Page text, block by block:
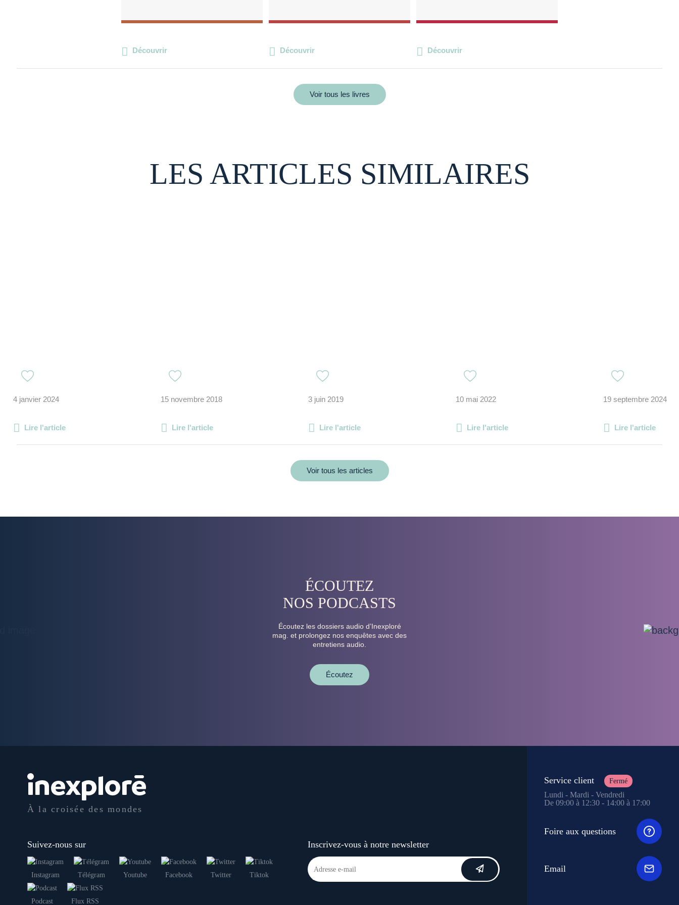
Découvrir Découvrir Découvrir
Voir tous les livres
LES ARTICLES SIMILAIRES
4 janvier 2024
Lire l'article
15 novembre 2018
Lire l'article
3 juin 2019
Lire l'article
10 mai 2022
Lire l'article
19 septembre 2024
Lire l'article
Voir tous les articles
ÉCOUTEZ
NOS PODCASTS
Écoutez les dossiers audio d’Inexploré
mag. et prolongez nos enquêtes avec des
entretiens audio.
Écoutez
À la croisée des mondes
Suivez-nous sur
Instagram Télégram Youtube Facebook Twitter Tiktok
Podcast Flux RSS
Inscrivez-vous à notre newsletter
Service client Fermé
Lundi - Mardi - Vendredi
De 09:00 à 12:30 - 14:00 à 17:00
Foire aux questions
Email